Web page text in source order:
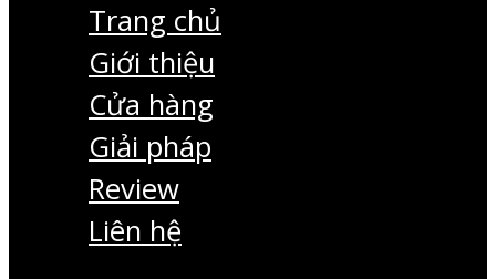
Trang chủ
Giới thiệu
Cửa hàng
Giải pháp
Review
Liên hệ